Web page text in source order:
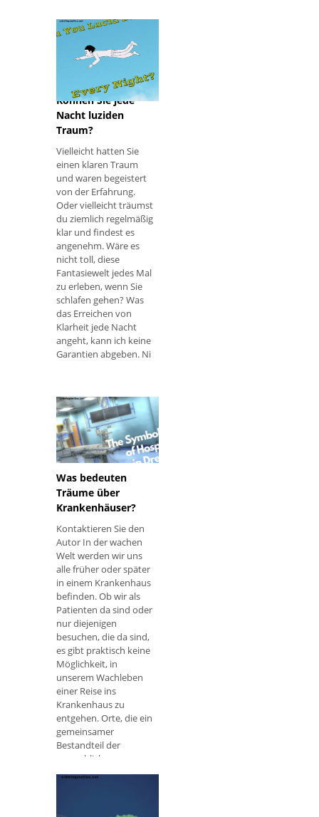
Minuten . Dies
Können Sie jede
Nacht luziden
Traum?
Vielleicht hatten Sie
einen klaren Traum
und waren begeistert
von der Erfahrung.
Oder vielleicht träumst
du ziemlich regelmäßig
klar und findest es
angenehm. Wäre es
nicht toll, diese
Fantasiewelt jedes Mal
zu erleben, wenn Sie
schlafen gehen? Was
das Erreichen von
Klarheit jede Nacht
angeht, kann ich keine
Garantien abgeben. Ni
Was bedeuten
Träume über
Krankenhäuser?
Kontaktieren Sie den
Autor In der wachen
Welt werden wir uns
alle früher oder später
in einem Krankenhaus
befinden. Ob wir als
Patienten da sind oder
nur diejenigen
besuchen, die da sind,
es gibt praktisch keine
Möglichkeit, in
unserem Wachleben
einer Reise ins
Krankenhaus zu
entgehen. Orte, die ein
gemeinsamer
Bestandteil der
menschlichen
Erfahrung sind, enden
Krankenhäuser sind